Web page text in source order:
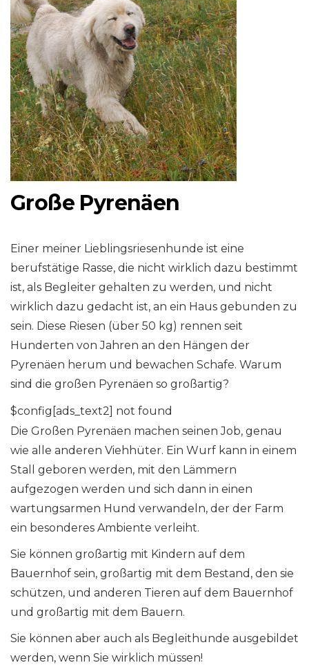
Große Pyrenäen
Einer meiner Lieblingsriesenhunde ist eine
berufstätige Rasse, die nicht wirklich dazu bestimmt
ist, als Begleiter gehalten zu werden, und nicht
wirklich dazu gedacht ist, an ein Haus gebunden zu
sein. Diese Riesen (über 50 kg) rennen seit
Hunderten von Jahren an den Hängen der
Pyrenäen herum und bewachen Schafe. Warum
sind die großen Pyrenäen so großartig?
$config[ads_text2] not found
Die Großen Pyrenäen machen seinen Job, genau
wie alle anderen Viehhüter. Ein Wurf kann in einem
Stall geboren werden, mit den Lämmern
aufgezogen werden und sich dann in einen
wartungsarmen Hund verwandeln, der der Farm
ein besonderes Ambiente verleiht.
Sie können großartig mit Kindern auf dem
Bauernhof sein, großartig mit dem Bestand, den sie
schützen, und anderen Tieren auf dem Bauernhof
und großartig mit dem Bauern.
Sie können aber auch als Begleithunde ausgebildet
werden, wenn Sie wirklich müssen!